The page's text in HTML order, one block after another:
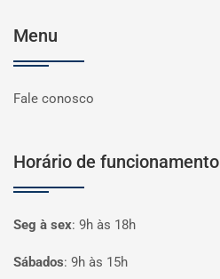
Menu
Fale conosco
Horário de funcionamento
Seg à sex: 9h às 18h
Sábados: 9h às 15h